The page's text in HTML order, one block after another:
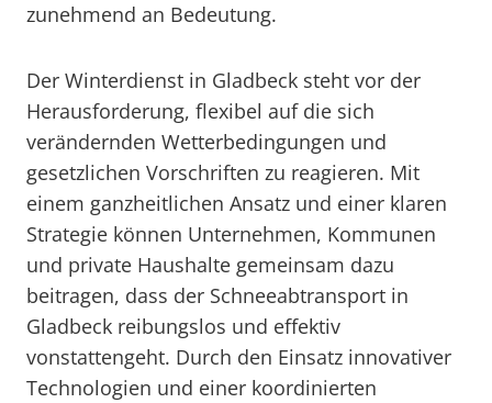
zunehmend an Bedeutung.
Der Winterdienst in Gladbeck steht vor der
Herausforderung, flexibel auf die sich
verändernden Wetterbedingungen und
gesetzlichen Vorschriften zu reagieren. Mit
einem ganzheitlichen Ansatz und einer klaren
Strategie können Unternehmen, Kommunen
und private Haushalte gemeinsam dazu
beitragen, dass der Schneeabtransport in
Gladbeck reibungslos und effektiv
vonstattengeht. Durch den Einsatz innovativer
Technologien und einer koordinierten